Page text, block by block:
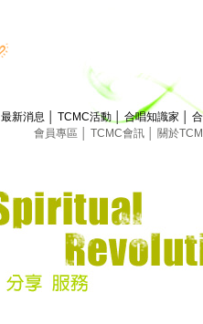
最新消息 TCMC活動 合唱知識家
會員專區
TCMC會訊 關於